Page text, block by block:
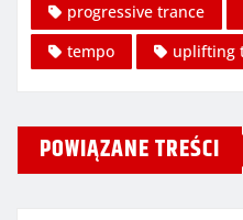
progressive trance
tempo
uplifting
POWIĄZANE TREŚCI